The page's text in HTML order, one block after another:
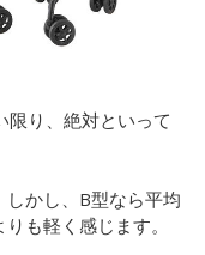
限り、絶対といって
かし、B型なら平均
も軽く感じます。